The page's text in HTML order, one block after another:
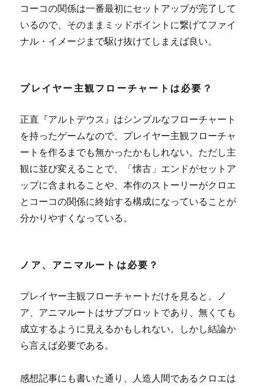
コーコの関係は一番最初にセットアップが完了して
いるので、そのままミッドポイントに繋げてファイ
ナル・イメージまで駆け抜けてしまえば良い。
プレイヤー主観フローチャートは必要？
正直『アルトデウス』はシンプルなフローチャート
を持ったゲームなので、プレイヤー主観フローチャ
ートを作るまでも無かったかもしれない。ただし主
観に並び変えることで、「懐古」エンドがセットア
ップに含まれることや、本作のストーリーがクロエ
とコーコの関係に終始する構成になっていることが
分かりやすくなっている。
ノア、アニマルートは必要？
プレイヤー主観フローチャートだけを見ると、ノ
ア、アニマルートはサブプロットであり、無くても
成立するように見えるかもしれない。しかし結論か
ら言えば必要である。
感想記事にも書いた通り、人造人間であるクロエは